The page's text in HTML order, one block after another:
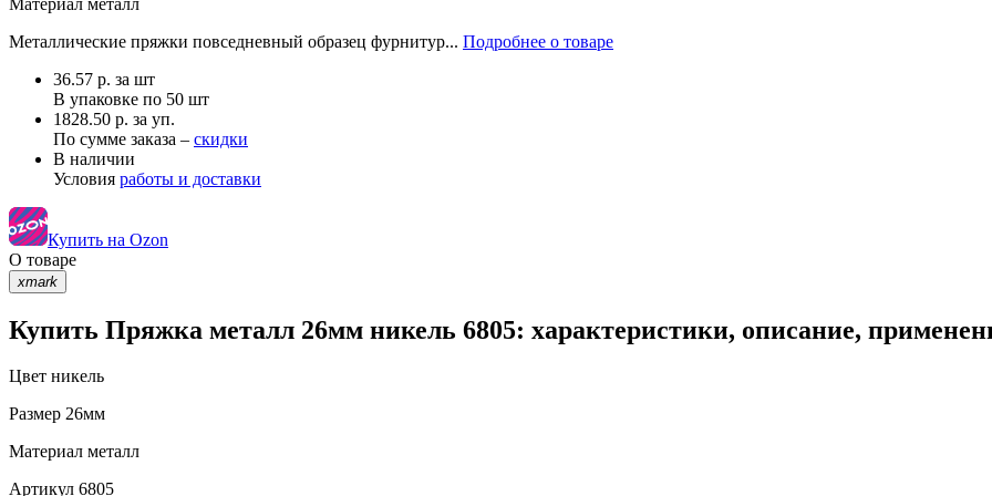
Металлические пряжки повседневный образец фурнитур... Подробнее о товаре
36.57 р. за шт
В упаковке по 50 шт
1828.50 р. за уп.
По сумме заказа – скидки
В наличии
Условия работы и доставки
Купить на Ozon
О товаре
xmark
Купить Пряжка металл 26мм никель 6805: характеристики, описание,
Цвет никель
Размер 26мм
Материал металл
Артикул 6805